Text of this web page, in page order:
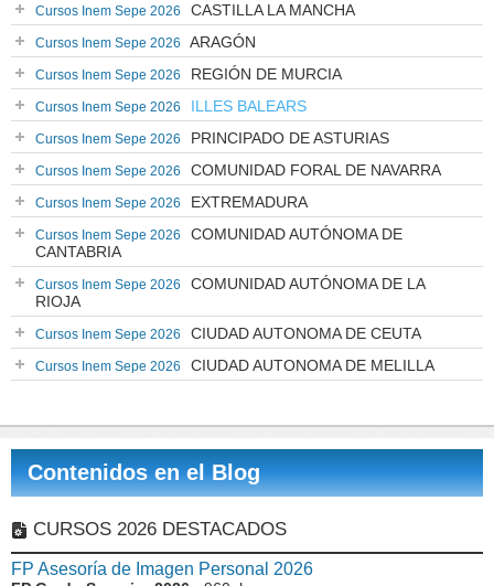
Cursos Inem Sepe 2026 CASTILLA LA MANCHA
Cursos Inem Sepe 2026 ARAGÓN
Cursos Inem Sepe 2026 REGIÓN DE MURCIA
Cursos Inem Sepe 2026 ILLES BALEARS
Cursos Inem Sepe 2026 PRINCIPADO DE ASTURIAS
Cursos Inem Sepe 2026 COMUNIDAD FORAL DE NAVARRA
Cursos Inem Sepe 2026 EXTREMADURA
Cursos Inem Sepe 2026
COMUNIDAD AUTÓNOMA DE
CANTABRIA
Cursos Inem Sepe 2026
COMUNIDAD AUTÓNOMA DE LA
RIOJA
Cursos Inem Sepe 2026 CIUDAD AUTONOMA DE CEUTA
Cursos Inem Sepe 2026 CIUDAD AUTONOMA DE MELILLA
Contenidos en el Blog
CURSOS 2026 DESTACADOS
FP Asesoría de Imagen Personal 2026